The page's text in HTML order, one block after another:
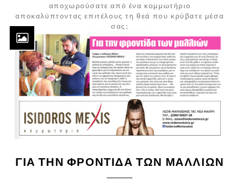
αποχωρούσατε από ένα κομμωτήριο
αποκαλύπτοντας επιτέλους τη θεά που κρύβατε μέσα
σας;
ΓΙΑ ΤΗΝ ΦΡΟΝΤΙΔΑ ΤΩΝ ΜΑΛΛΙΩΝ